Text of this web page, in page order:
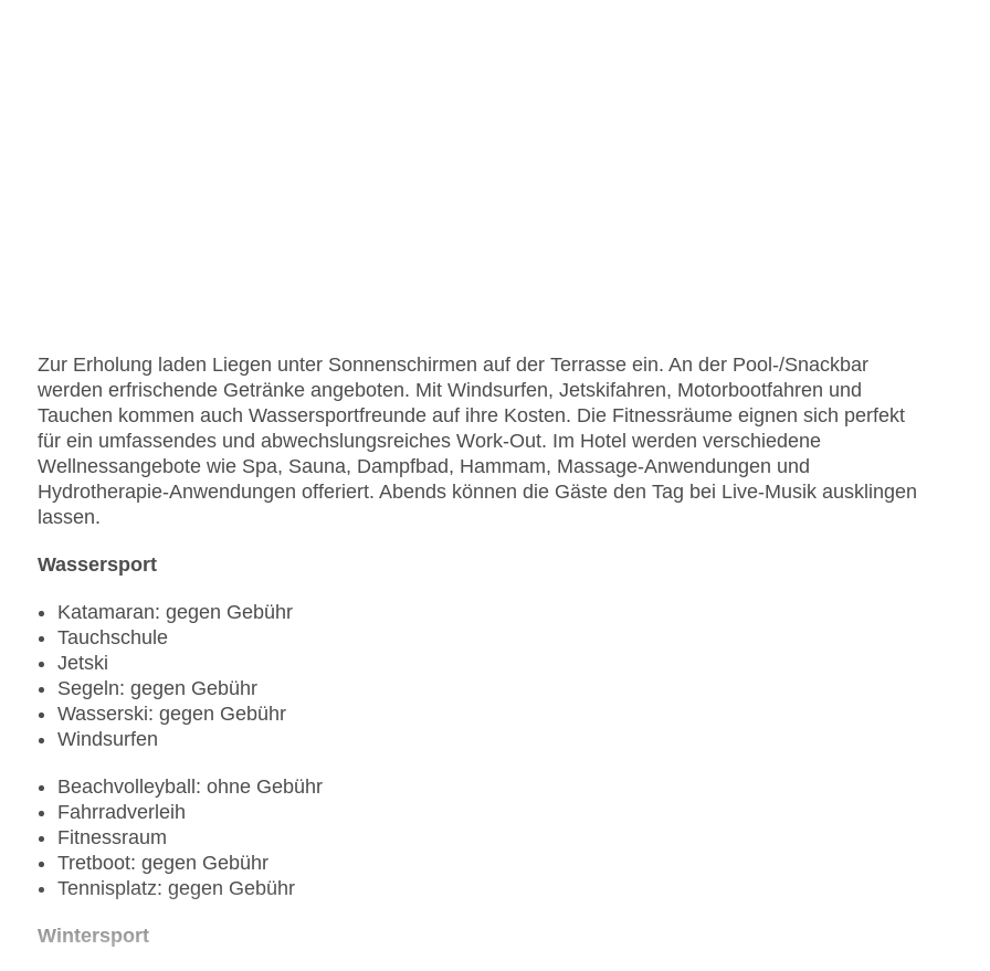
Zur Erholung laden Liegen unter Sonnenschirmen auf der Terrasse ein. An der Pool-/Snackbar
werden erfrischende Getränke angeboten. Mit Windsurfen, Jetskifahren, Motorbootfahren und
Tauchen kommen auch Wassersportfreunde auf ihre Kosten. Die Fitnessräume eignen sich perfekt
für ein umfassendes und abwechslungsreiches Work-Out. Im Hotel werden verschiedene
Wellnessangebote wie Spa, Sauna, Dampfbad, Hammam, Massage-Anwendungen und
Hydrotherapie-Anwendungen offeriert. Abends können die Gäste den Tag bei Live-Musik ausklingen
lassen.
Wassersport
Katamaran: gegen Gebühr
Tauchschule
Jetski
Segeln: gegen Gebühr
Wasserski: gegen Gebühr
Windsurfen
Beachvolleyball: ohne Gebühr
Fahrradverleih
Fitnessraum
Tretboot: gegen Gebühr
Tennisplatz: gegen Gebühr
Wintersport